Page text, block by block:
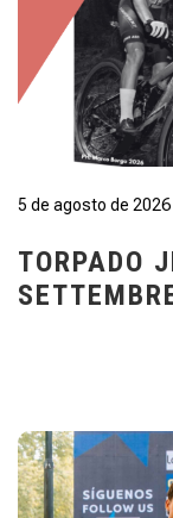
5 de agosto de 2026
TORPADO